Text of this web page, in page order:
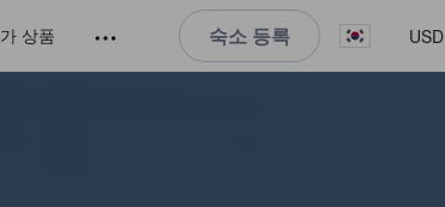
상품 숙소 등록 USD